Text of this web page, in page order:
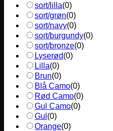
sort/lilla(0)
sort/grøn(0)
sort/navy(0)
sort/burgundy(0)
sort/bronze(0)
Lyserød(0)
Lilla(0)
Brun(0)
Blå Camo(0)
Rød Camo(0)
Gul Camo(0)
Gul (0)
Orange(0)